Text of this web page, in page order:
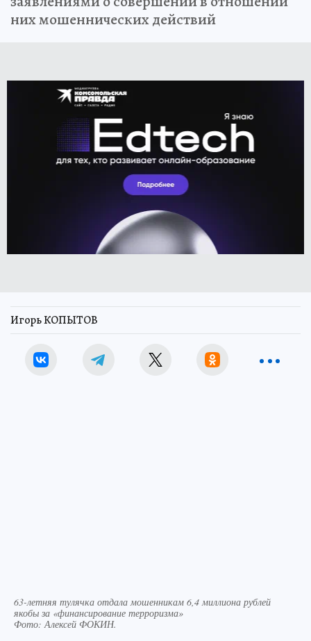
них мошеннических действий
Игорь КОПЫТОВ
63-летняя тулячка отдала мошенникам 6,4 миллиона рублей
якобы за «финансирование терроризма»
Фото: Алексей ФОКИН.